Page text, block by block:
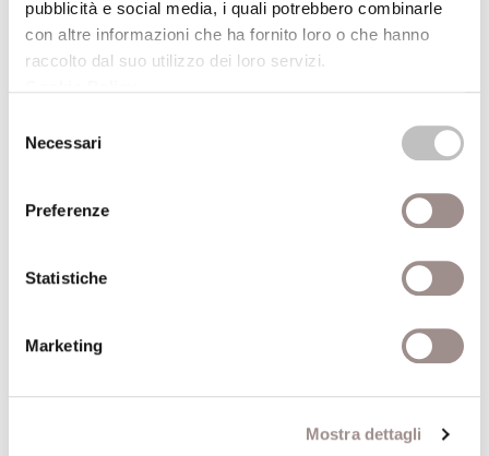
pubblicità e social media, i quali potrebbero combinarle
con altre informazioni che ha fornito loro o che hanno
raccolto dal suo utilizzo dei loro servizi.
delNecessari
Preferenze
Statistiche
Marketing
Mostra dettagli
Marco Scozzaro Io mi annoio
Mostra fotografica e Videoinstallazione
Orticelli dell&#39;anima
Festival Filosofia
21/09/2008
Clara Matelli Bibliodinamica